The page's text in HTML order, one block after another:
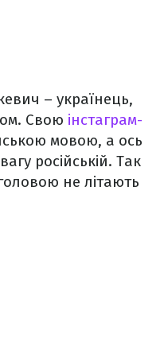
– українець,
Свою інстаграм-
мовою, а ось
російській. Так
не літають